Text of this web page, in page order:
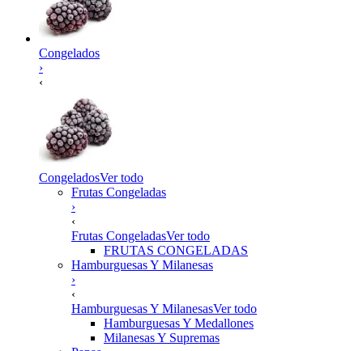
Congelados
›
‹
CongeladosVer todo
Frutas Congeladas
›
‹
Frutas CongeladasVer todo
FRUTAS CONGELADAS
Hamburguesas Y Milanesas
›
‹
Hamburguesas Y MilanesasVer todo
Hamburguesas Y Medallones
Milanesas Y Supremas